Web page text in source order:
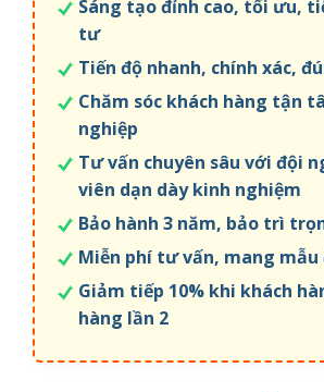
Sáng tạo đỉnh cao, tối ưu,
tư
Tiến độ nhanh, chính xác,
Chăm sóc khách hàng tận
nghiệp
Tư vấn chuyên sâu với đội
viên dạn dày kinh nghiệm
Bảo hành 3 năm, bảo trì
Miễn phí tư vấn, mang mẫu
Giảm tiếp 10% khi khách
hàng lần 2